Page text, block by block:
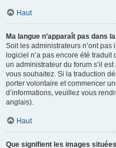
Haut
Ma langue n’apparaît pas dans
Soit les administrateurs n’ont
logiciel n’a pas encore été
un administrateur du forum s’il
vous souhaitez. Si la traduction
porter volontaire et commencer
d’informations, veuillez vous
anglais).
Haut
Que signifient les images